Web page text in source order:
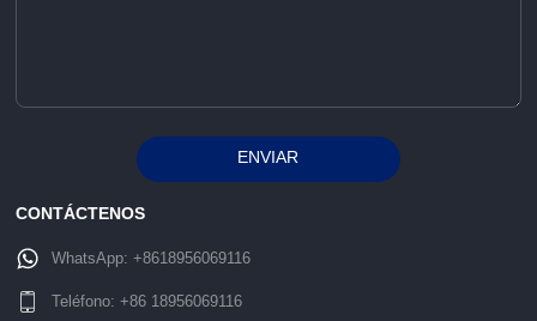
ENVIAR
CONTÁCTENOS
WhatsApp:+8618956069116
Teléfono:+86 18956069116